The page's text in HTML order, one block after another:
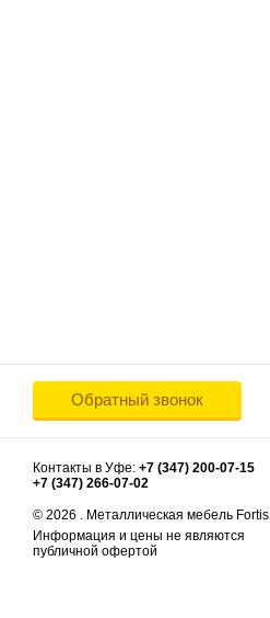
Обратный звонок
Контакты в Уфе: +7 (347) 200-07-15
+7 (347) 266-07-02
© 2026 . Металлическая мебель Fortis
Информация и цены не являются
публичной офертой